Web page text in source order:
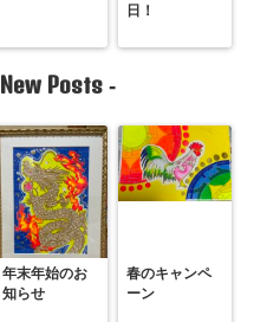
日！
New Posts -
年末年始のお
知らせ
春のキャンペ
ーン